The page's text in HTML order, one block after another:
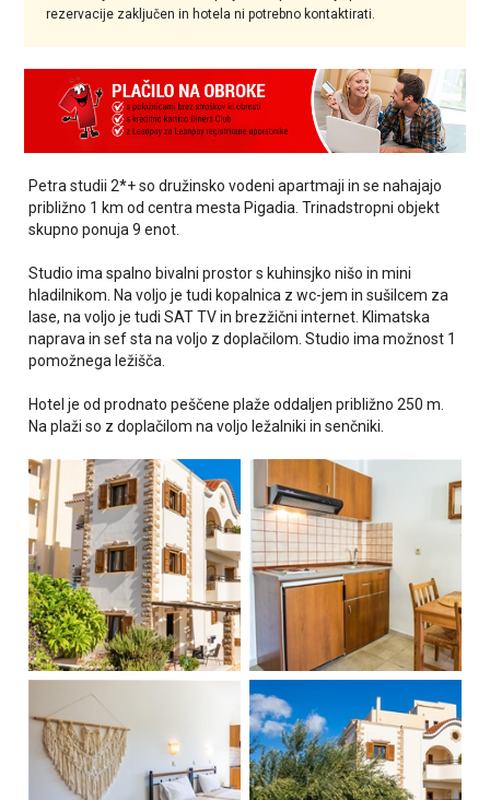
rezervacije zaključen in hotela ni potrebno kontaktirati.
Petra studii 2*+ so družinsko vodeni apartmaji in se nahajajo
približno 1 km od centra mesta Pigadia. Trinadstropni objekt
skupno ponuja 9 enot.
Studio ima spalno bivalni prostor s kuhinsjko nišo in mini
hladilnikom. Na voljo je tudi kopalnica z wc-jem in sušilcem za
lase, na voljo je tudi SAT TV in brezžični internet. Klimatska
naprava in sef sta na voljo z doplačilom. Studio ima možnost 1
pomožnega ležišča.
Hotel je odprodnato peščene plažeoddaljen približno 250 m.
Na plaži so z doplačilom na voljo ležalniki in senčniki.